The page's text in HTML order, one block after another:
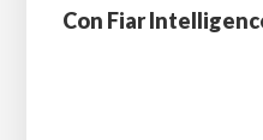
Con Fiar